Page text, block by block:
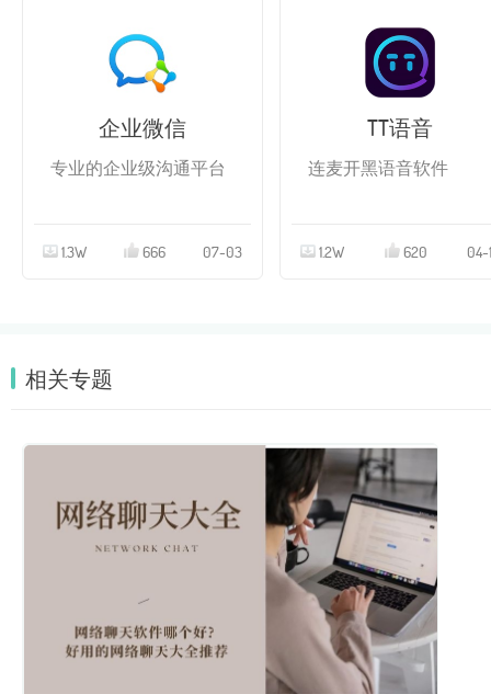
企业微信
专业的企业级沟通平台
1.3W 666 07-03
TT语音
连麦开黑语音软件
1.2W 620 04-
相关专题